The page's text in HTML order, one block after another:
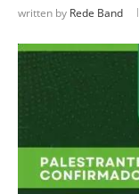
written by Rede Band